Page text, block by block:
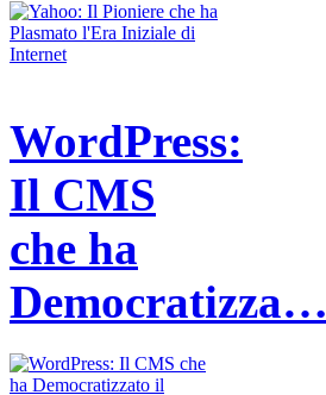
WordPress:
Il CMS
che ha
Democratizza…